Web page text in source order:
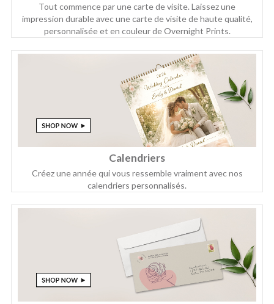
Tout commence par une carte de visite. Laissez une
impression durable avec une carte de visite de haute qualité,
personnalisée et en couleur de Overnight Prints.
Calendriers
Créez une année qui vous ressemble vraiment avec nos
calendriers personnalisés.